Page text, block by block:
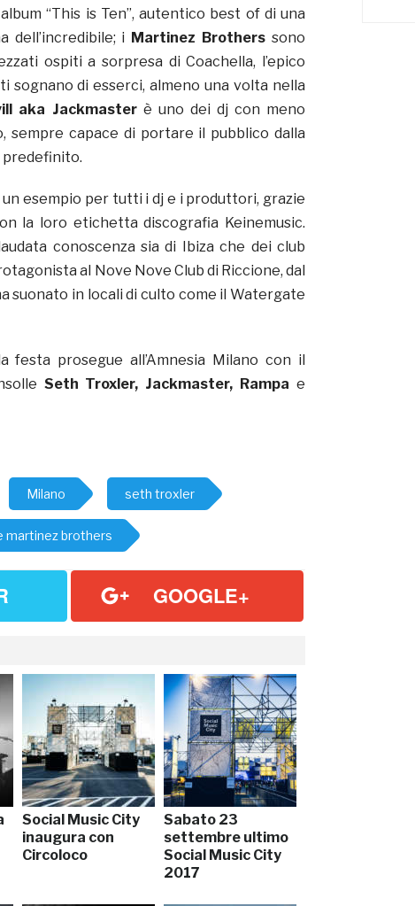
“This is Ten”, autentico best of di una
dell’incredibile; i Martinez Brothers sono
ospiti a sorpresa di Coachella, l’epico
sognano di esserci, almeno una volta nella
aka Jackmasterè uno dei dj con meno
sempre capace di portare il pubblico dalla
predefinito.
esempio per tutti i dj e i produttori, grazie
la loro etichetta discografia Keinemusic.
conoscenza sia di Ibiza che dei club
al Nove Nove Club di Riccione, dal
suonato in locali di culto come il Watergate
festa prosegue all’Amnesia Milano con il
Seth Troxler, Jackmaster, Rampa e
Milano seth troxler
martinez brothers
GOOGLE+
Social Music City
inaugura con
Circoloco
Sabato 23
settembre ultimo
Social Music City
2017